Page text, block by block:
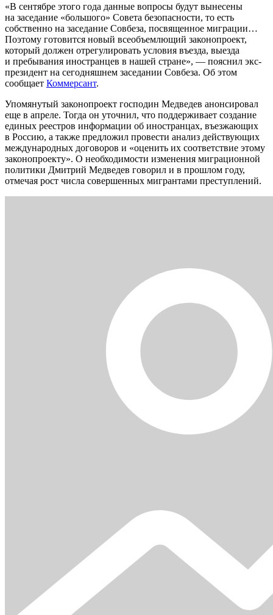
«В сентябре этого года данные вопросы будут вынесены
на заседание «большого» Совета безопасности, то есть
собственно на заседание Совбеза, посвященное миграции…
Поэтому готовится новый всеобъемлющий законопроект,
который должен отрегулировать условия въезда, выезда
и пребывания иностранцев в нашей стране», — пояснил экс-
президент на сегодняшнем заседании Совбеза. Об этом
сообщает Коммерсант.
Упомянутый законопроект господин Медведев анонсировал
еще в апреле. Тогда он уточнил, что поддерживает создание
единых реестров информации об иностранцах, въезжающих
в Россию, а также предложил провести анализ действующих
международных договоров и «оценить их соответствие этому
законопроекту». О необходимости изменения миграционной
политики Дмитрий Медведев говорил и в прошлом году,
отмечая рост числа совершенных мигрантами преступлений.